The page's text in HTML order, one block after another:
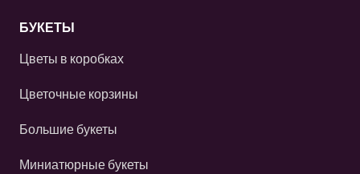
БУКЕТЫ
Цветы в коробках
Цветочные корзины
Большие букеты
Миниатюрные букеты